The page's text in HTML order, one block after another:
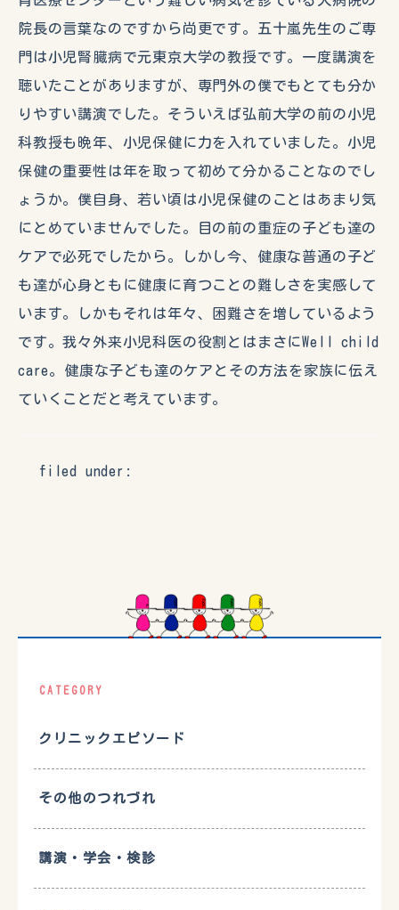
院長の言葉なのですから尚更です。五十嵐先生のご専
門は小児腎臓病で元東京大学の教授です。一度講演を
聴いたことがありますが、専門外の僕でもとても分か
りやすい講演でした。そういえば弘前大学の前の小児
科教授も晩年、小児保健に力を入れていました。小児
保健の重要性は年を取って初めて分かることなのでし
ょうか。僕自身、若い頃は小児保健のことはあまり気
にとめていませんでした。目の前の重症の子ども達の
ケアで必死でしたから。しかし今、健康な普通の子ど
も達が心身ともに健康に育つことの難しさを実感して
います。しかもそれは年々、困難さを増しているよう
です。我々外来小児科医の役割とはまさにWell child
care。健康な子ども達のケアとその方法を家族に伝え
ていくことだと考えています。
filed under:
CATEGORY
クリニックエピソード
その他のつれづれ
講演・学会・検診